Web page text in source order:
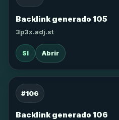
Backlink generado 105
3p3x.adj.st
SI Abrir
#106
Backlink generado 106